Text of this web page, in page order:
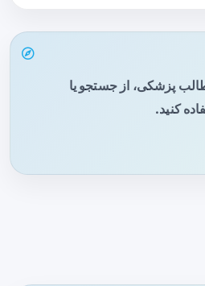
پزشکی، از جستجو یا
کنید.